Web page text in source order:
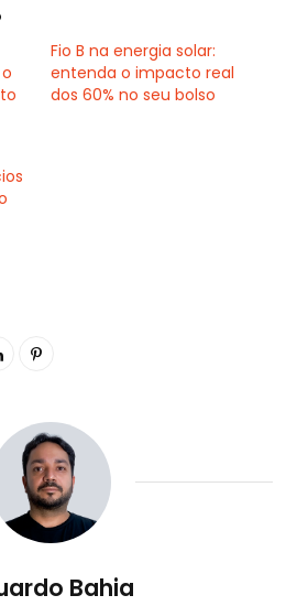
Fio B na energia solar:
entenda o impacto real
dos 60% no seu bolso
Bahia